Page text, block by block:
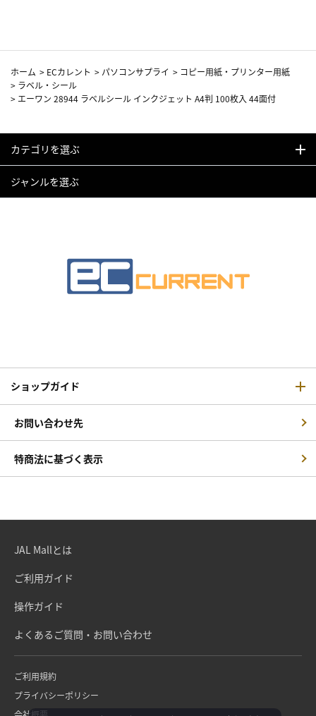
ホーム > ECカレント > パソコンサプライ > コピー用紙・プリンター用紙
> ラベル・シール
> エーワン 28944 ラベルシール インクジェット A4判 100枚入 44面付
カテゴリを選ぶ
ジャンルを選ぶ
ショップガイド
お問い合わせ先
特商法に基づく表示
JAL Mallとは
ご利用ガイド
操作ガイド
よくあるご質問・お問い合わせ
ご利用規約
プライバシーポリシー